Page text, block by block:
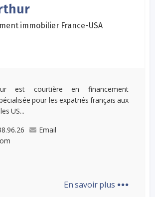
immobilier France-USA
est courtière en financement
pour les expatriés français aux
US...
Email
En savoir plus ...